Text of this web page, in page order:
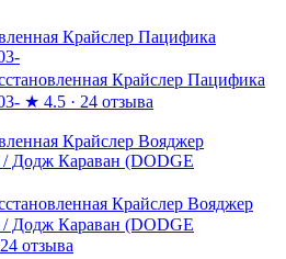
Крайслер Пацифика
★ 4.5 · 24 отзыва
Крайслер Вояджер
Додж Караван (DODGE
отзыва